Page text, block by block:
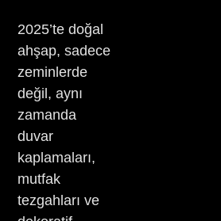
2025’te doğal
ahşap, sadece
zeminlerde
değil, aynı
zamanda
duvar
kaplamaları,
mutfak
tezgahları ve